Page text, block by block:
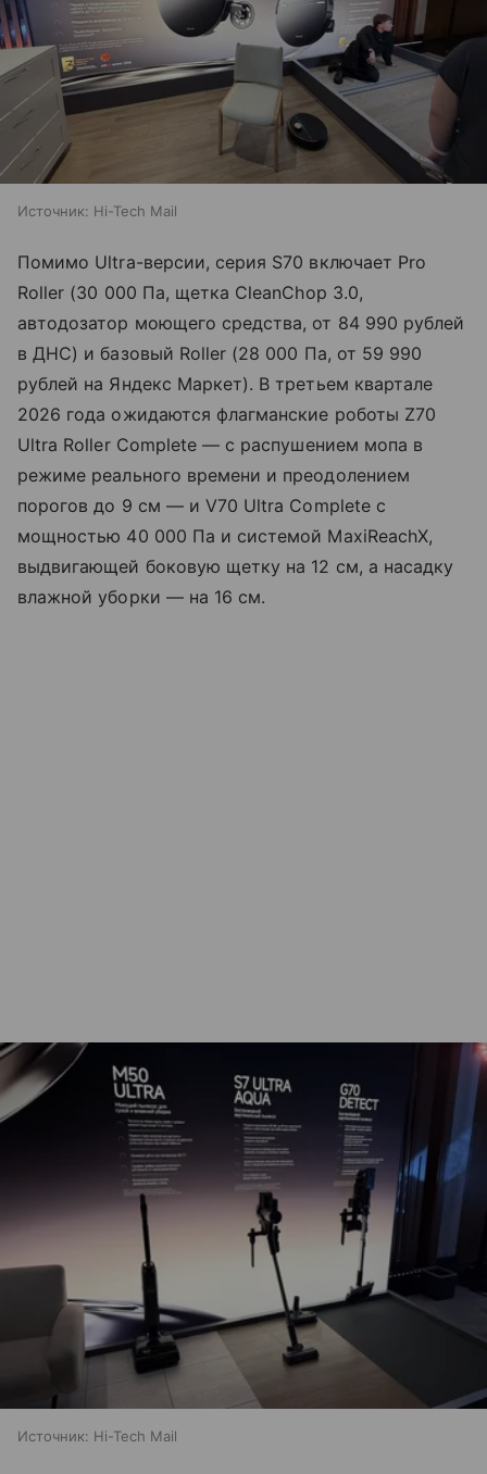
Источник: Hi-Tech Mail
Помимо Ultra-версии, серия S70 включает Pro
Roller (30 000 Па, щетка CleanChop 3.0,
автодозатор моющего средства, от 84 990 рублей
в ДНС) и базовый Roller (28 000 Па, от 59 990
рублей на Яндекс Маркет). В третьем квартале
2026 года ожидаются флагманские роботы Z70
Ultra Roller Complete — с распушением мопа в
режиме реального времени и преодолением
порогов до 9 см — и V70 Ultra Complete с
мощностью 40 000 Па и системой MaxiReachX,
выдвигающей боковую щетку на 12 см, а насадку
влажной уборки — на 16 см.
Источник: Hi-Tech Mail